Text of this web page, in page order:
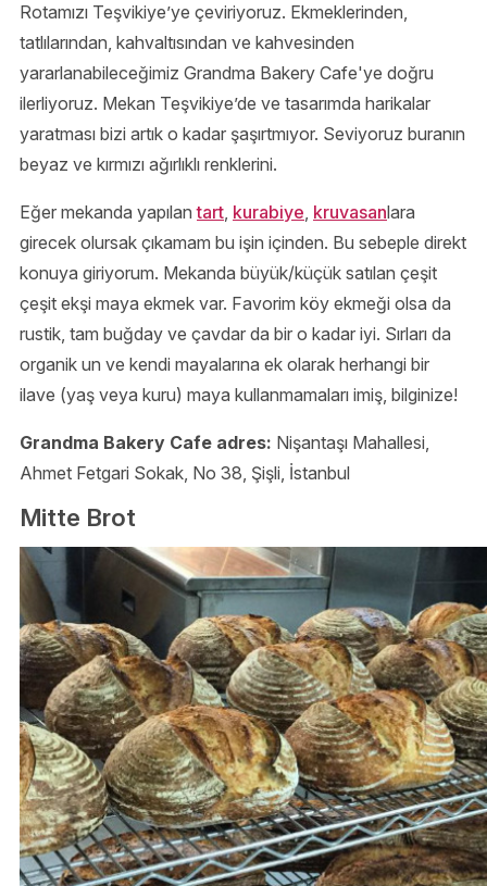
Rotamızı Teşvikiye’ye çeviriyoruz. Ekmeklerinden,
tatlılarından, kahvaltısından ve kahvesinden
yararlanabileceğimiz Grandma Bakery Cafe'ye doğru
ilerliyoruz. Mekan Teşvikiye’de ve tasarımda harikalar
yaratması bizi artık o kadar şaşırtmıyor. Seviyoruz buranın
beyaz ve kırmızı ağırlıklı renklerini.
Eğer mekanda yapılantart, kurabiye, kruvasanlara
girecek olursak çıkamam bu işin içinden. Bu sebeple direkt
konuya giriyorum. Mekanda büyük/küçük satılan çeşit
çeşit ekşi maya ekmek var. Favorim köy ekmeği olsa da
rustik, tam buğday ve çavdar da bir o kadar iyi. Sırları da
organik un ve kendi mayalarına ek olarak herhangi bir
ilave (yaş veya kuru) maya kullanmamaları imiş, bilginize!
Grandma Bakery Cafe adres: Nişantaşı Mahallesi,
Ahmet Fetgari Sokak, No 38, Şişli, İstanbul
Mitte Brot